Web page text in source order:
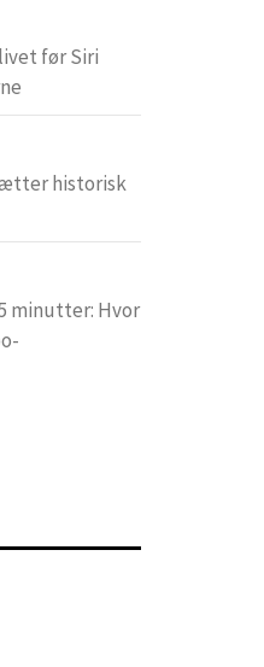
før Siri
historisk
minutter: Hvor